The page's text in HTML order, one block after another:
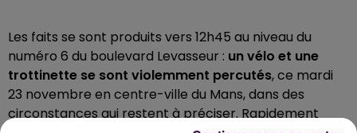
Les faits se sont produits vers 12h45 au niveau du
numéro 6 du boulevard Levasseur : un vélo et une
trottinette se sont violemment percutés, ce mardi
23 novembre en centre-ville du Mans, dans des
circonstances qui restent à préciser. Rapidement